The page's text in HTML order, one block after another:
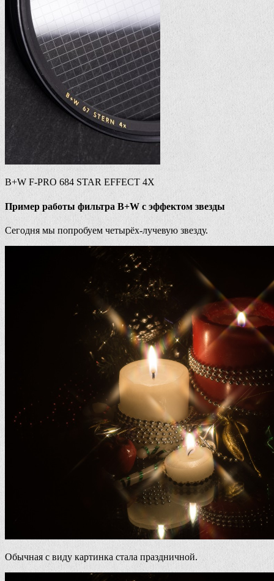
B+W F-PRO 684 STAR EFFECT 4X
Пример работы фильтра B+W с эффектом звезды
Сегодня мы попробуем четырёх-лучевую звезду.
Обычная с виду картинка стала праздничной.